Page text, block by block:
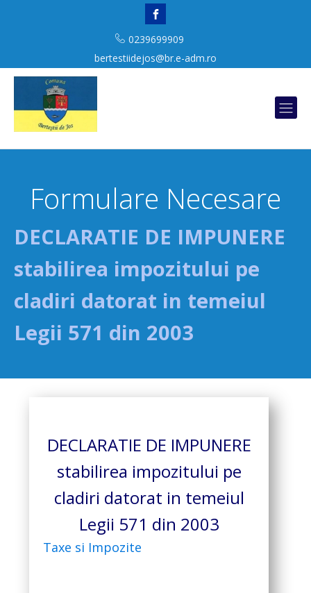
0239699909
bertestiidejos@br.e-adm.ro
Formulare Necesare
DECLARATIE DE IMPUNERE
stabilirea impozitului pe
cladiri datorat in temeiul
Legii 571 din 2003
DECLARATIE DE IMPUNERE
stabilirea impozitului pe
cladiri datorat in temeiul
Legii 571 din 2003
Taxe si Impozite